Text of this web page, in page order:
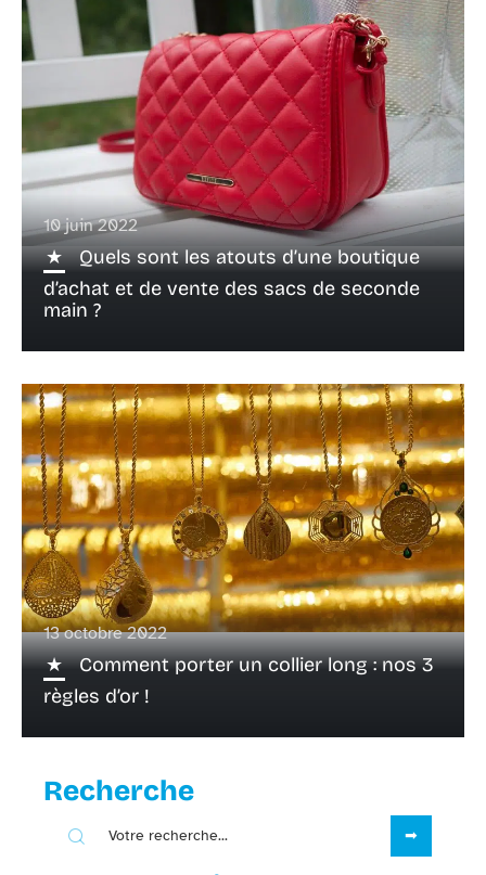
10 juin 2022
Quels sont les atouts d’une boutique
d’achat et de vente des sacs de seconde
main ?
13 octobre 2022
Comment porter un collier long : nos 3
règles d’or !
Recherche